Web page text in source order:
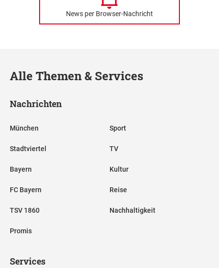
News per Browser-Nachricht
Alle Themen & Services
Nachrichten
München
Stadtviertel
Bayern
FC Bayern
TSV 1860
Promis
Sport
TV
Kultur
Reise
Nachhaltigkeit
Services